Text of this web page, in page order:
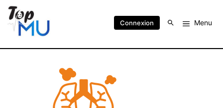
Connexion Menu